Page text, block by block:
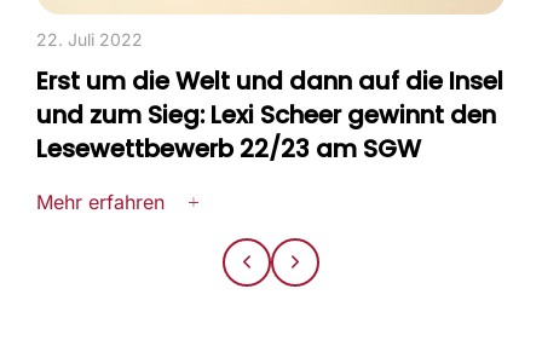
22. Juli 2022
Erst um die Welt und dann auf die Insel
und zum Sieg: Lexi Scheer gewinnt den
Lesewettbewerb 22/23 am SGW
Mehr erfahren